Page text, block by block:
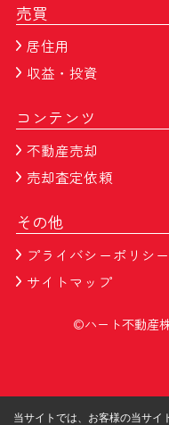
売買
居住用
収益・投資
コンテンツ
不動産売却
売却査定依頼
その他
プライバシーポリシー
サイトマップ
©ハート不動産
当サイトでは、お客様の当サイ